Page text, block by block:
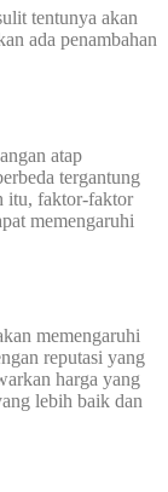
tentunya akan
ada penambahan
atap
tergantung
itu, faktor-faktor
memengaruhi
memengaruhi
reputasi yang
harga yang
lebih baik dan